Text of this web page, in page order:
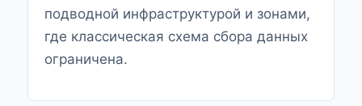
подводной инфраструктурой и зонами,
где классическая схема сбора данных
ограничена.